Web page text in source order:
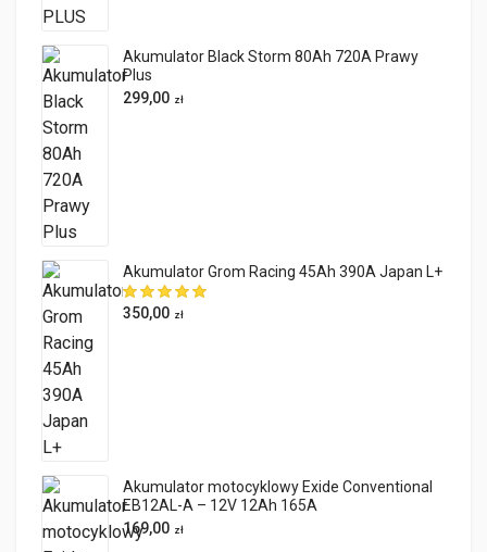
Akumulator Black Storm 80Ah 720A Prawy
Plus
299,00 zł
Akumulator Grom Racing 45Ah 390A Japan L+
350,00 zł
Akumulator motocyklowy Exide Conventional
EB12AL-A – 12V 12Ah 165A
169,00 zł